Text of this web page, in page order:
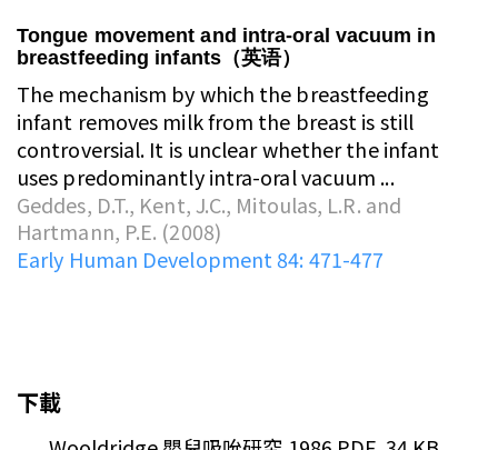
Tongue movement and intra-oral vacuum in
breastfeeding infants（英语）
The mechanism by which the breastfeeding
infant removes milk from the breast is still
controversial. It is unclear whether the infant
uses predominantly intra-oral vacuum ...
Geddes, D.T., Kent, J.C., Mitoulas, L.R. and
Hartmann, P.E. (2008)
Early Human Development 84: 471-477
下載